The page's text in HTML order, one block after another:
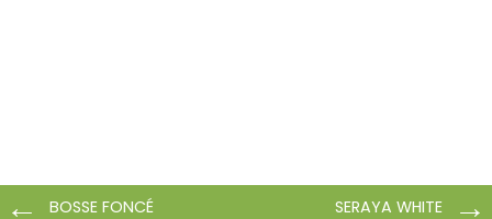
BOSSE FONCÉ SERAYA WHITE